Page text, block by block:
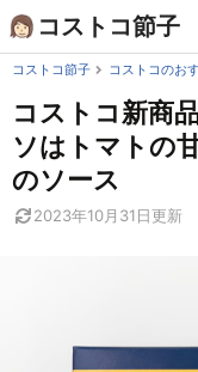
Skip
to
content
コストコ節子
コストコ節子 コストコのお
コストコ新商
ソはトマトの
のソース
2023年10月31日更新